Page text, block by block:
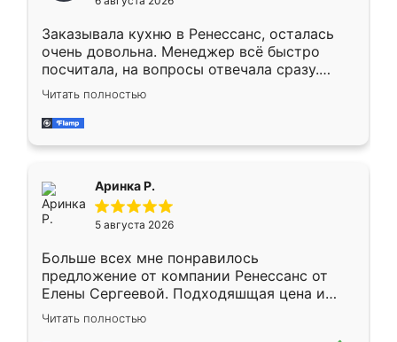
мебели буду заказывать только здесь.
Заказывала кухню в Ренессанс, осталась
очень довольна. Менеджер всё быстро
посчитала, на вопросы отвечала сразу.
Замерщик приехал в субботу, подошёл к
делу со всей ответственностью. Собрали
за день, ребята работали аккуратно, даже
Читать полностью
Аринка Р.
5 августа 2026
Больше всех мне понравилось
предложение от компании Ренессанс от
Елены Сергеевой. Подходяшщая цена и
короткие сроки изготовления. Приехавший
для замера сотрудник Владислав
Читать полностью